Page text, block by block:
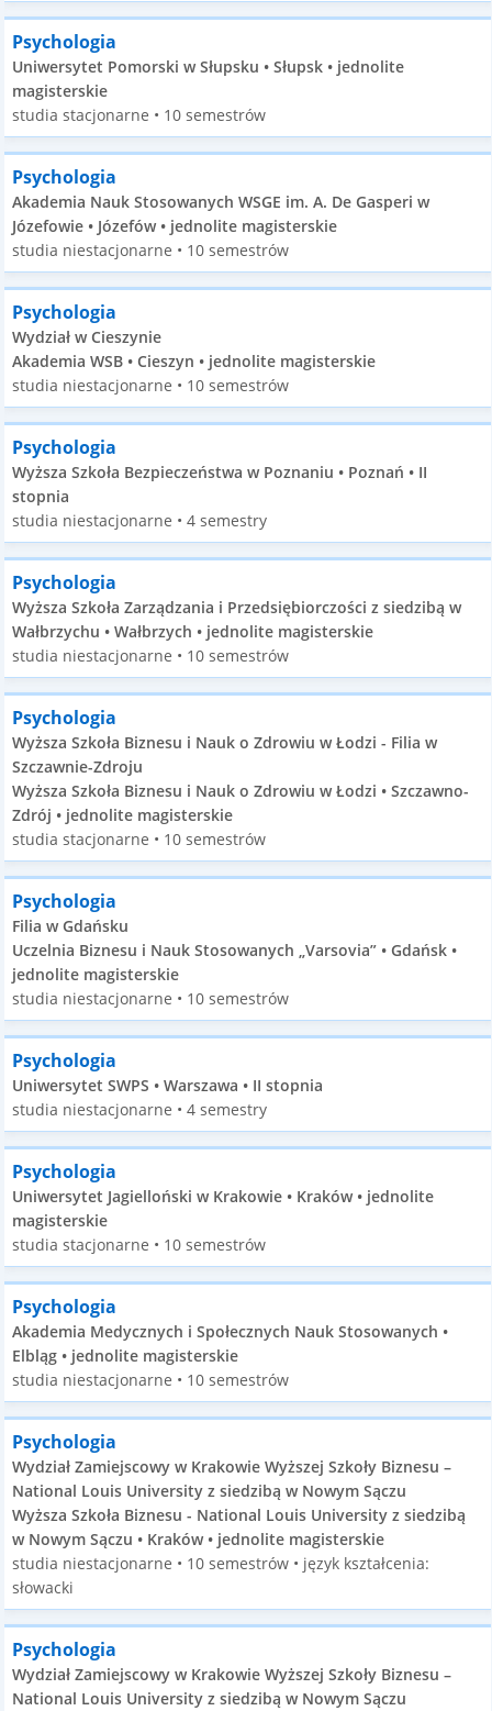
Psychologia
Uniwersytet Pomorski w Słupsku • Słupsk • jednolite
magisterskie
studia stacjonarne • 10 semestrów
Psychologia
Akademia Nauk Stosowanych WSGE im. A. De Gasperi w
Józefowie • Józefów • jednolite magisterskie
studia niestacjonarne • 10 semestrów
Psychologia
Wydział w Cieszynie
Akademia WSB • Cieszyn • jednolite magisterskie
studia niestacjonarne • 10 semestrów
Psychologia
Wyższa Szkoła Bezpieczeństwa w Poznaniu • Poznań • II
stopnia
studia niestacjonarne • 4 semestry
Psychologia
Wyższa Szkoła Zarządzania i Przedsiębiorczości z siedzibą w
Wałbrzychu • Wałbrzych • jednolite magisterskie
studia niestacjonarne • 10 semestrów
Psychologia
Wyższa Szkoła Biznesu i Nauk o Zdrowiu w Łodzi - Filia w
Szczawnie-Zdroju
Wyższa Szkoła Biznesu i Nauk o Zdrowiu w Łodzi • Szczawno-
Zdrój • jednolite magisterskie
studia stacjonarne • 10 semestrów
Psychologia
Filia w Gdańsku
Uczelnia Biznesu i Nauk Stosowanych „Varsovia” • Gdańsk •
jednolite magisterskie
studia niestacjonarne • 10 semestrów
Psychologia
Uniwersytet SWPS • Warszawa • II stopnia
studia niestacjonarne • 4 semestry
Psychologia
Uniwersytet Jagielloński w Krakowie • Kraków • jednolite
magisterskie
studia stacjonarne • 10 semestrów
Psychologia
Akademia Medycznych i Społecznych Nauk Stosowanych •
Elbląg • jednolite magisterskie
studia niestacjonarne • 10 semestrów
Psychologia
Wydział Zamiejscowy w Krakowie Wyższej Szkoły Biznesu –
National Louis University z siedzibą w Nowym Sączu
Wyższa Szkoła Biznesu - National Louis University z siedzibą
w Nowym Sączu • Kraków • jednolite magisterskie
studia niestacjonarne • 10 semestrów • język kształcenia:
słowacki
Psychologia
Wydział Zamiejscowy w Krakowie Wyższej Szkoły Biznesu –
National Louis University z siedzibą w Nowym Sączu